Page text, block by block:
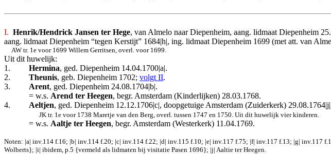
I. Henrik/Hendrick Jansen ter Hege, van Almelo naar Diepenheim, aang. lidmaat Diepenheim
aang. lidmaat Diepenheim “tegen Kerstijt” 1684|h|, ing. lidmaat Diepenheim 1699 (met att. van
AW tr. 1e voor 1699 Willem Gerritsen, overl. voor 1699.
Uit dit huwelijk:
1.
Hermina, ged. Diepenheim 14.04.1700|a|.
2.
Theunis, geb. Diepenheim 1702; volgt II.
3.
Arent, ged. Diepenheim 24.08.1704|b|.
= w.s. Arend ter Heegen, begr. Amsterdam (Kinderlijken) 28.03.1768.
4.
Aeltjen, ged. Diepenheim 12.12.1706|c|, doopgetuige Amsterdam (Zuiderkerk)
JK tr. 1e voor 1738 Maretje van den Berg, overl. tussen 1747 en 1750. Uit dit huwelijk vier kinderen.
= w.s. Aaltje ter Heegen, begr. Amsterdam (Westerkerk) 11.04.1769.
Noten: |a| inv.114 f.16; |b| inv.114 f.20; |c| inv.114 f.22; |d| inv.115 f.10; |e| inv.117 f.75; |f| inv.117 f.13; |g| inv.117
Wolberts}; |i| ibidem, p.5 {vermeld als lidmaten bij visitatie Pasen 1696}; |j| Aaltie ter Heegen.